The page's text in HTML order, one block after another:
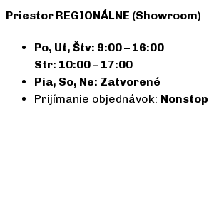
Priestor REGIONÁLNE (Showroom)
Po, Ut, Štv: 9:00 – 16:00
Str: 10:00 – 17:00
Pia, So, Ne: Zatvorené
Prijímanie objednávok: Nonstop